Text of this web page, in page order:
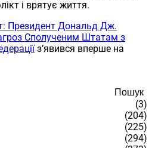
і врятує життя.
Президент Дональд Дж.
Сполученим Штатам з
з’явився вперше на
Пошук
(3)
(204)
(225)
(294)